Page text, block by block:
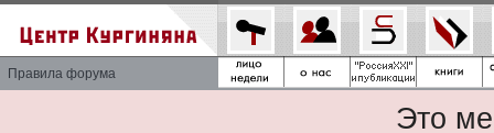
Правила форума
Это